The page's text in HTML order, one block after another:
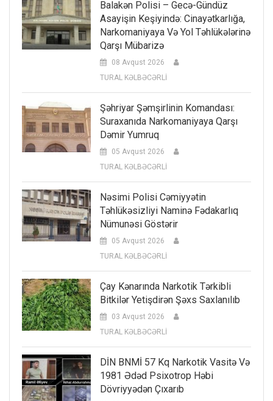
Balakən Polisi – Gecə-Gündüz
Asayişin Keşiyində: Cinayətkarlığa,
Narkomaniyaya Və Yol Təhlükələrinə
Qarşı Mübarizə
08 Avqust 2026
TURAL KƏLBƏCƏRLİ
Şəhriyar Şəmşirlinin Komandası:
Suraxanıda Narkomaniyaya Qarşı
Dəmir Yumruq
05 Avqust 2026
TURAL KƏLBƏCƏRLİ
Nəsimi Polisi Cəmiyyətin
Təhlükəsizliyi Naminə Fədakarlıq
Nümunəsi Göstərir
05 Avqust 2026
TURAL KƏLBƏCƏRLİ
Çay Kənarında Narkotik Tərkibli
Bitkilər Yetişdirən Şəxs Saxlanılıb
03 Avqust 2026
TURAL KƏLBƏCƏRLİ
DİN BNMİ 57 Kq Narkotik Vasitə Və
1981 Ədəd Psixotrop Həbi
Dövriyyədən Çıxarıb